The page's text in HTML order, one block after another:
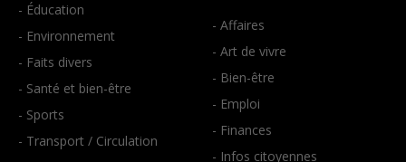
- Éducation
- Environnement
- Faits divers
- Santé et bien-être
- Sports
- Transport / Circulation
- Affaires
- Art de vivre
- Bien-être
- Emploi
- Finances
- Infos citoyennes